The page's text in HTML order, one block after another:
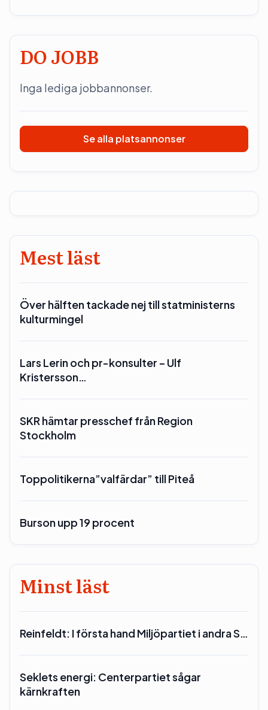
DO JOBB
Inga lediga jobbannonser.
Se alla platsannonser
Mest läst
Över hälften tackade nej till statministerns
kulturmingel
Lars Lerin och pr-konsulter – Ulf
Kristersson…
SKR hämtar presschef från Region
Stockholm
Toppolitikerna”valfärdar” till Piteå
Burson upp 19 procent
Minst läst
Reinfeldt: I första hand Miljöpartiet i andra S…
Seklets energi: Centerpartiet sågar
kärnkraften